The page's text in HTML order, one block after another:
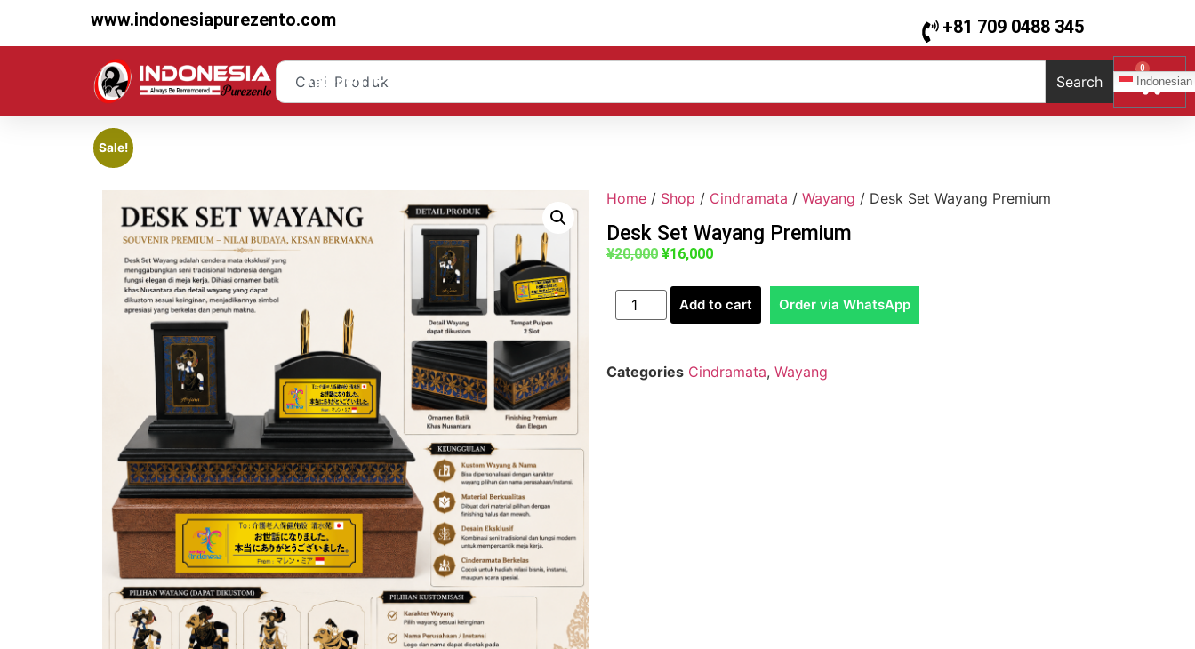
www.indonesiapurezento.com +81 709 0488 345
Kategori Search
0
Indonesian
Sale!
Home / Shop / Cindramata / Wayang / Desk Set Wayang Premium
Desk Set Wayang Premium
¥20,000 ¥16,000
Add to cart Order via WhatsApp
Categories Cindramata, Wayang